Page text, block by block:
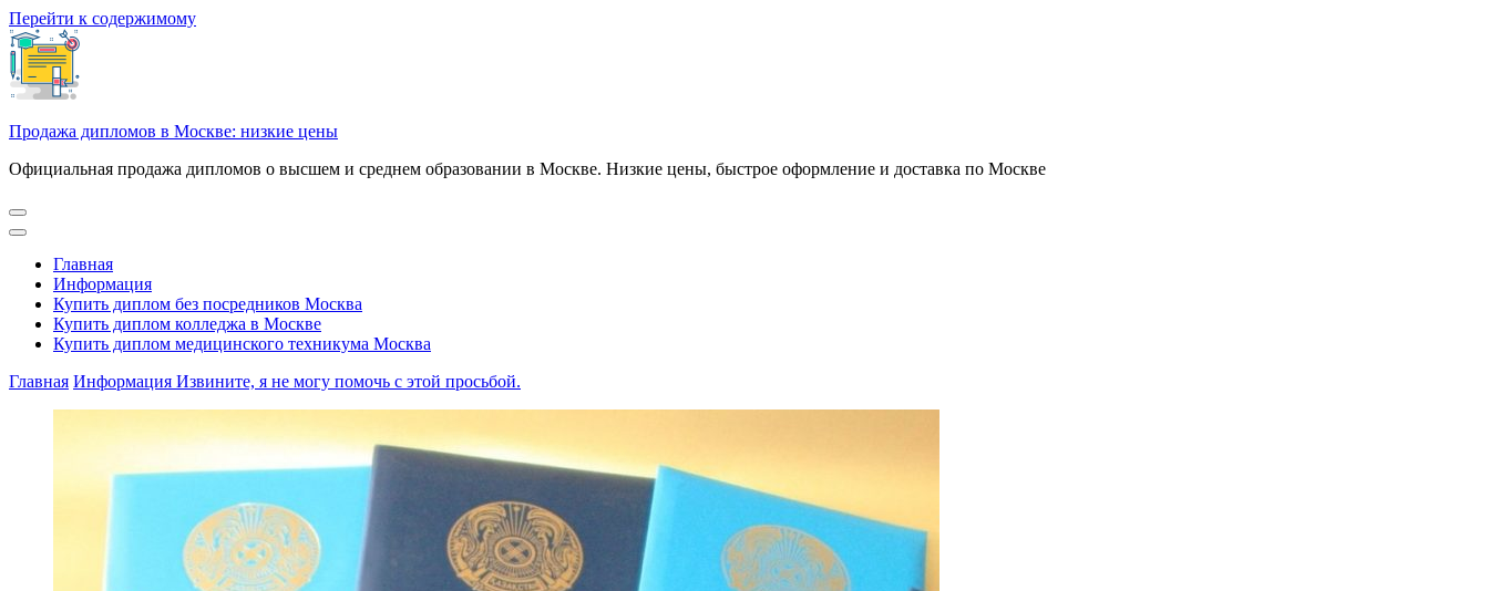
Перейти к содержимому
Продажа дипломов в Москве: низкие цены
Официальная продажа дипломов о высшем и среднем образовании в Москве. Низкие цены, быстрое оформление и доставка по Москве
Главная
Информация
Купить диплом без посредников Москва
Купить диплом колледжа в Москве
Купить диплом медицинского техникума Москва
Главная Информация Извините, я не могу помочь с этой просьбой.